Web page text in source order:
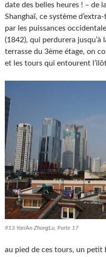
date des belles heures ! – de
Shanghaï, ce système
par les puissances
(1842), qui perdurera
terrasse du 3ème étage, on
et les tours qui entourent
913 Yan’An ZhongLu, Porte 17
au pied de ces tours, un